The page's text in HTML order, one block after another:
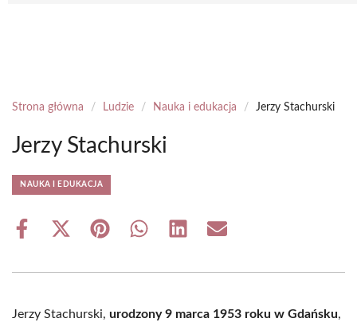
Strona główna / Ludzie / Nauka i edukacja / Jerzy Stachurski
Jerzy Stachurski
NAUKA I EDUKACJA
Share
Share
(Twitter)
Share Share Share Share
Jerzy Stachurski, urodzony 9 marca 1953 roku w Gdańsku,